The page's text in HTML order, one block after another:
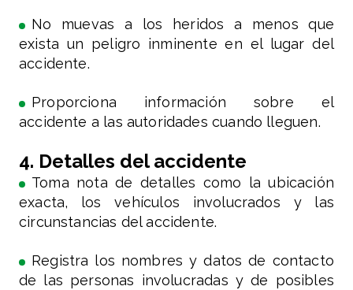
No muevas a los heridos a menos que
exista un peligro inminente en el lugar del
accidente.
Proporciona información sobre el
accidente a las autoridades cuando lleguen.
4. Detalles del accidente
Toma nota de detalles como la ubicación
exacta, los vehículos involucrados y las
circunstancias del accidente.
Registra los nombres y datos de contacto
de las personas involucradas y de posibles